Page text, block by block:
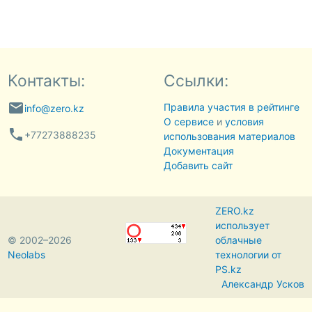
Контакты:
emailinfo@zero.kz
phone +77273888235
Ссылки:
Правила участия в рейтинге
О сервисеи условия
использования материалов
Документация
Добавить сайт
© 2002–2026
Neolabs
ZERO.kz
использует
облачные
технологии от
PS.kz
Александр Усков